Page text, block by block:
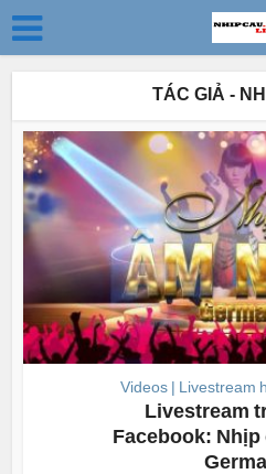
TÁC GIẢ -
Videos | Livestream
Livestream
Facebook: Nhịp